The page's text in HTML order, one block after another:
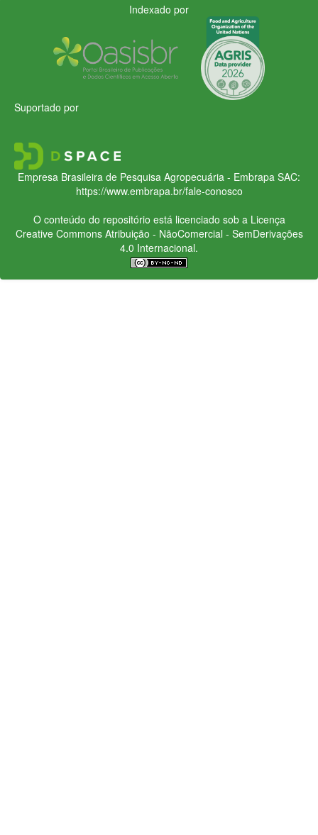
Indexado por
Suportado por
Empresa Brasileira de Pesquisa Agropecuária - Embrapa SAC:
https://www.embrapa.br/fale-conosco
O conteúdo do repositório está licenciado sob a Licença
Creative CommonsAtribuição - NãoComercial - SemDerivações
4.0 Internacional.